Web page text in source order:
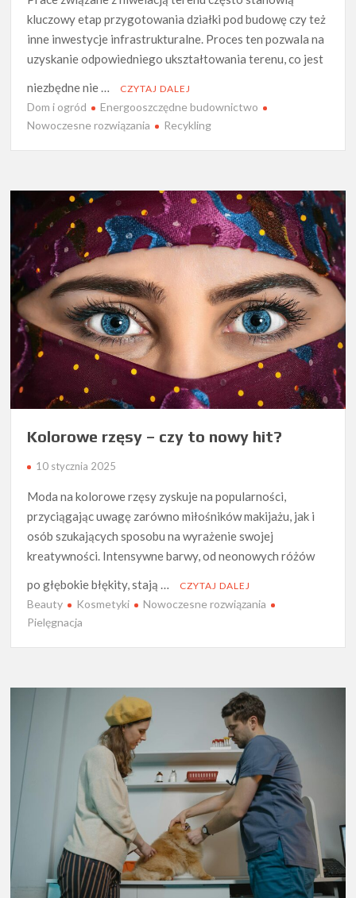
kluczowy etap przygotowania działki pod budowę czy też
inne inwestycje infrastrukturalne. Proces ten pozwala na
uzyskanie odpowiedniego ukształtowania terenu, co jest
niezbędne nie …
CZYTAJ DALEJ
Dom i ogród
Energooszczędne budownictwo
Nowoczesne rozwiązania
Recykling
Kolorowe rzęsy – czy to nowy hit?
10 stycznia 2025
Moda na kolorowe rzęsy zyskuje na popularności,
przyciągając uwagę zarówno miłośników makijażu, jak i
osób szukających sposobu na wyrażenie swojej
kreatywności. Intensywne barwy, od neonowych różów
po głębokie błękity, stają …
CZYTAJ DALEJ
Beauty Kosmetyki
Nowoczesne rozwiązania
Pielęgnacja